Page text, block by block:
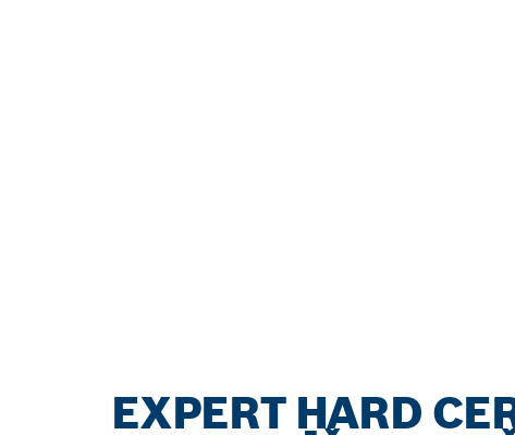
EXPERT HARD